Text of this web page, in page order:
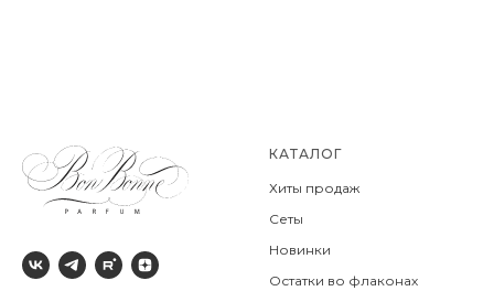
КАТАЛОГ
Хиты продаж
Сеты
Новинки
Остатки во флаконах